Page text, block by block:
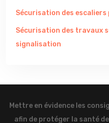
Sécurisation des
Sécurisation des travaux
signalisation
Mettre en évidence les
afin de protéger la santé